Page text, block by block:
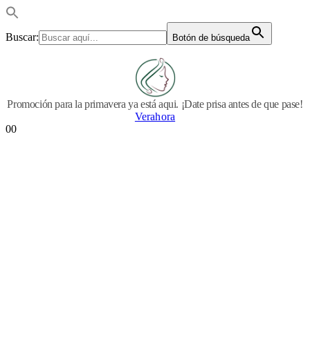
Buscar: Botón de búsqueda
Promoción para la primavera ya está aqui. ¡Date prisa antes de que pase!
Verahora
00